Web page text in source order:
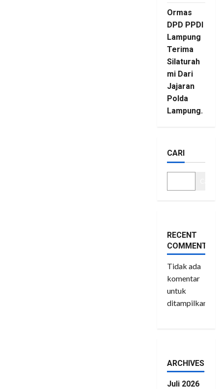
Ormas
DPD PPDI
Lampung
Terima
Silaturah
mi Dari
Jajaran
Polda
Lampung.
CARI
RECENT
COMMENTS
Tidak ada
komentar
untuk
ditampilkan.
ARCHIVES
Juli 2026